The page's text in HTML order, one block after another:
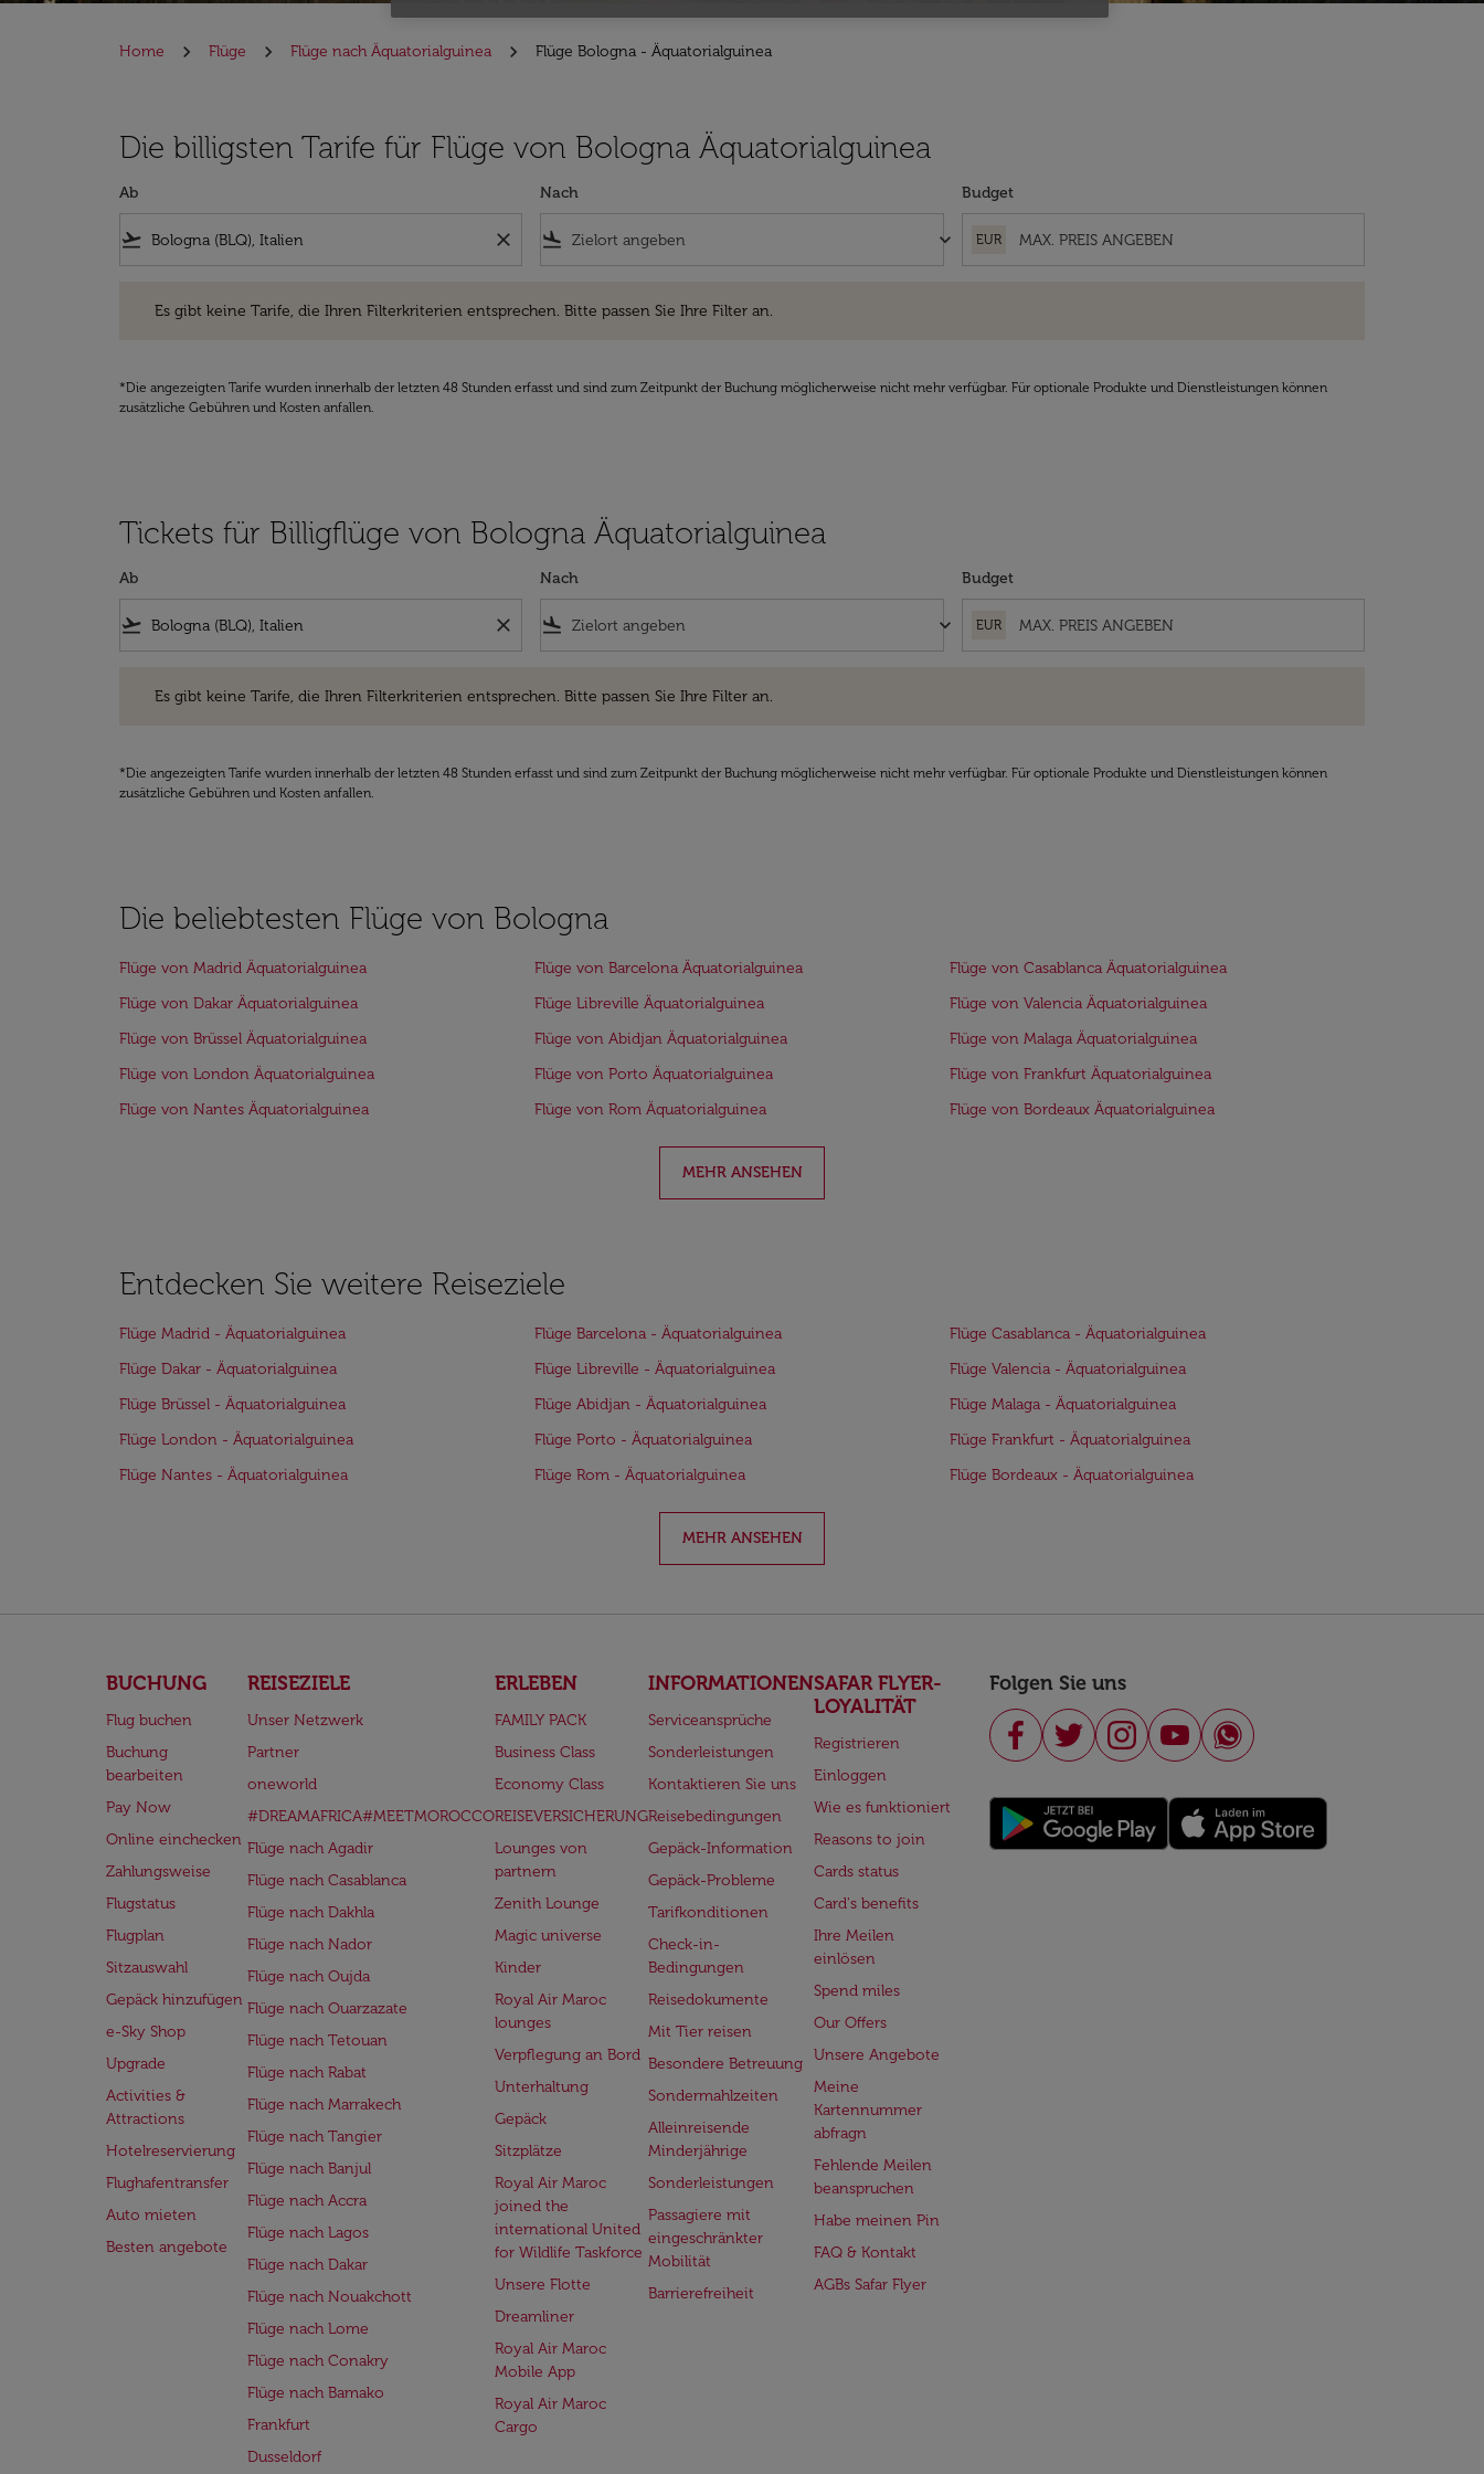
Home Flüge Flüge nach Äquatorialguinea Flüge Bologna - Äquatorialguinea
Die billigsten Tarife für Flüge von Bologna Äquatorialguinea
Ab
flight_takeoff close
Nach
flight_land keyboard_arrow_down
Budget
EUR
Es gibt keine Tarife, die Ihren Filterkriterien entsprechen. Bitte passen Sie Ihre Filter an.
*Die angezeigten Tarife wurden innerhalb der letzten 48 Stunden erfasst und sind zum Zeitpunkt der Buchung möglicherweise nicht mehr verfügbar. Für optionale Produkte und Dienstleistungen können
zusätzliche Gebühren und Kosten anfallen.
Tickets für Billigflüge von Bologna Äquatorialguinea
Ab
flight_takeoff close
Nach
flight_land keyboard_arrow_down
Budget
EUR
Es gibt keine Tarife, die Ihren Filterkriterien entsprechen. Bitte passen Sie Ihre Filter an.
*Die angezeigten Tarife wurden innerhalb der letzten 48 Stunden erfasst und sind zum Zeitpunkt der Buchung möglicherweise nicht mehr verfügbar. Für optionale Produkte und Dienstleistungen können
zusätzliche Gebühren und Kosten anfallen.
Die beliebtesten Flüge von Bologna
Flüge von Madrid Äquatorialguinea Flüge von Barcelona Äquatorialguinea
Flüge von Casablanca Äquatorialguinea
Flüge von Dakar Äquatorialguinea
Flüge Libreville Äquatorialguinea
Flüge von Valencia Äquatorialguinea
Flüge von Brüssel Äquatorialguinea
Flüge von Abidjan Äquatorialguinea
Flüge von Malaga Äquatorialguinea
Flüge von London Äquatorialguinea
Flüge von Porto Äquatorialguinea
Flüge von Frankfurt Äquatorialguinea
Flüge von Nantes Äquatorialguinea
Flüge von Rom Äquatorialguinea Flüge von Bordeaux Äquatorialguinea
MEHR ANSEHEN
Entdecken Sie weitere Reiseziele
Flüge Madrid - Äquatorialguinea Flüge Barcelona - Äquatorialguinea
Flüge Casablanca - Äquatorialguinea
Flüge Dakar - Äquatorialguinea
Flüge Libreville - Äquatorialguinea
Flüge Valencia - Äquatorialguinea
Flüge Brüssel - Äquatorialguinea
Flüge Abidjan - Äquatorialguinea
Flüge Malaga - Äquatorialguinea
Flüge London - Äquatorialguinea
Flüge Porto - Äquatorialguinea
Flüge Frankfurt - Äquatorialguinea
Flüge Nantes - Äquatorialguinea
Flüge Rom - Äquatorialguinea Flüge Bordeaux - Äquatorialguinea
MEHR ANSEHEN
BUCHUNG
Flug buchen
Buchung
bearbeiten
Pay Now
Online einchecken
Zahlungsweise
Flugstatus
Flugplan
Sitzauswahl
Gepäck hinzufügen
e-Sky Shop
Upgrade
Activities &
Attractions
Hotelreservierung
Flughafentransfer
Auto mieten
Besten angebote
REISEZIELE
Unser Netzwerk
Partner
oneworld
#DREAMAFRICA#MEETMOROCCO
Flüge nach Agadir
Flüge nach Casablanca
Flüge nach Dakhla
Flüge nach Nador
Flüge nach Oujda
Flüge nach Ouarzazate
Flüge nach Tetouan
Flüge nach Rabat
Flüge nach Marrakech
Flüge nach Tangier
Flüge nach Banjul
Flüge nach Accra
Flüge nach Lagos
Flüge nach Dakar
Flüge nach Nouakchott
Flüge nach Lome
Flüge nach Conakry
Flüge nach Bamako
Frankfurt
Dusseldorf
ERLEBEN
FAMILY PACK
Business Class
Economy Class
REISEVERSICHERUNG
Lounges von
partnern
Zenith Lounge
Magic universe
Kinder
Royal Air Maroc
lounges
Verpflegung an Bord
Unterhaltung
Gepäck
Sitzplätze
Royal Air Maroc
joined the
international United
for Wildlife Taskforce
Unsere Flotte
Dreamliner
Royal Air Maroc
Mobile App
Royal Air Maroc
Cargo
INFORMATIONEN
Serviceansprüche
Sonderleistungen
Kontaktieren Sie uns
Reisebedingungen
Gepäck-Information
Gepäck-Probleme
Tarifkonditionen
Check-in-
Bedingungen
Reisedokumente
Mit Tier reisen
Besondere Betreuung
Sondermahlzeiten
Alleinreisende
Minderjährige
Sonderleistungen
Passagiere mit
eingeschränkter
Mobilität
Barrierefreiheit
SAFAR FLYER-
LOYALITÄT
Registrieren
Einloggen
Wie es funktioniert
Reasons to join
Cards status
Card's benefits
Ihre Meilen
einlösen
Spend miles
Our Offers
Unsere Angebote
Meine
Kartennummer
abfragn
Fehlende Meilen
beanspruchen
Habe meinen Pin
FAQ & Kontakt
AGBs Safar Flyer
Folgen Sie uns